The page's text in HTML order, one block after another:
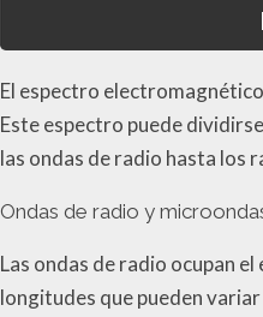
El espectro
Este espectro puede
las ondas de radio hasta los
Ondas de radio y
Las ondas de radio ocupan
longitudes que pueden